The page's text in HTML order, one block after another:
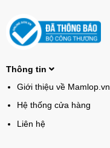
Thông tin
Giới thiệu về Mamlop.vn
Hệ thống cửa hàng
Liên hệ